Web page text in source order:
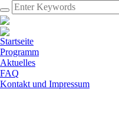
Startseite
Programm
Aktuelles
FAQ
Kontakt und Impressum